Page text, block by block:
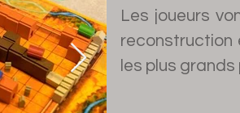
Les joueurs
reconstruction
les plus grands